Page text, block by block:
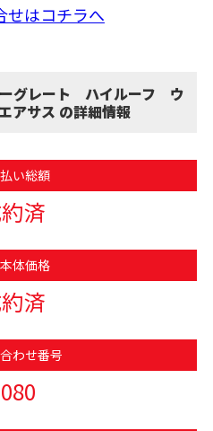
はコチラへ
グレート ハイルーフ ウ
サス の詳細情報
い総額
済
体価格
済
わせ番号